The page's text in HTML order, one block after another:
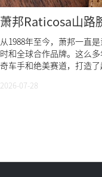
萧邦Raticosa山路
从1988年至今，萧邦一直
时和全球合作品牌。这么
奇车手和绝美赛道，打造
2026-07-28